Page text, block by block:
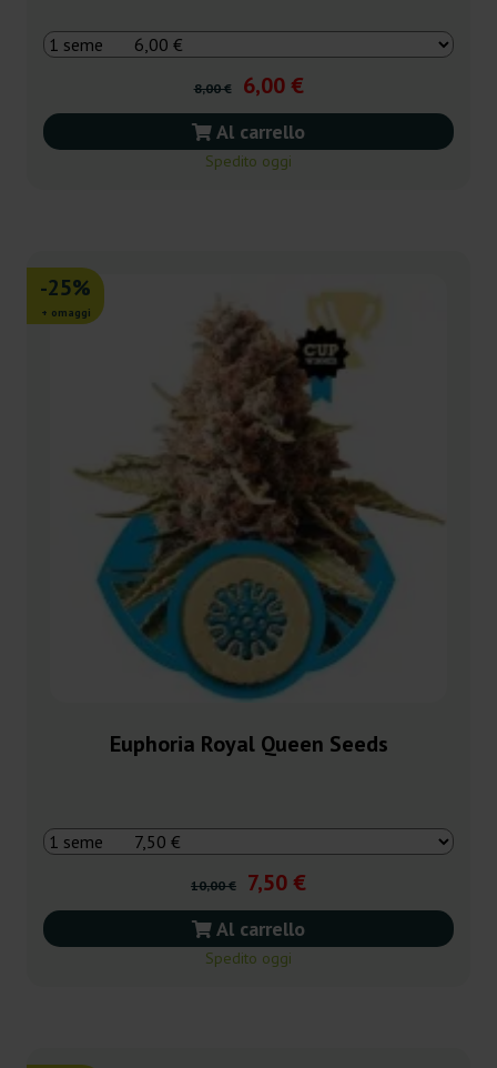
8,00 € 6,00 €
Al carrello
Spedito oggi
-25%
+ omaggi
Euphoria Royal Queen Seeds
10,00 € 7,50 €
Al carrello
Spedito oggi